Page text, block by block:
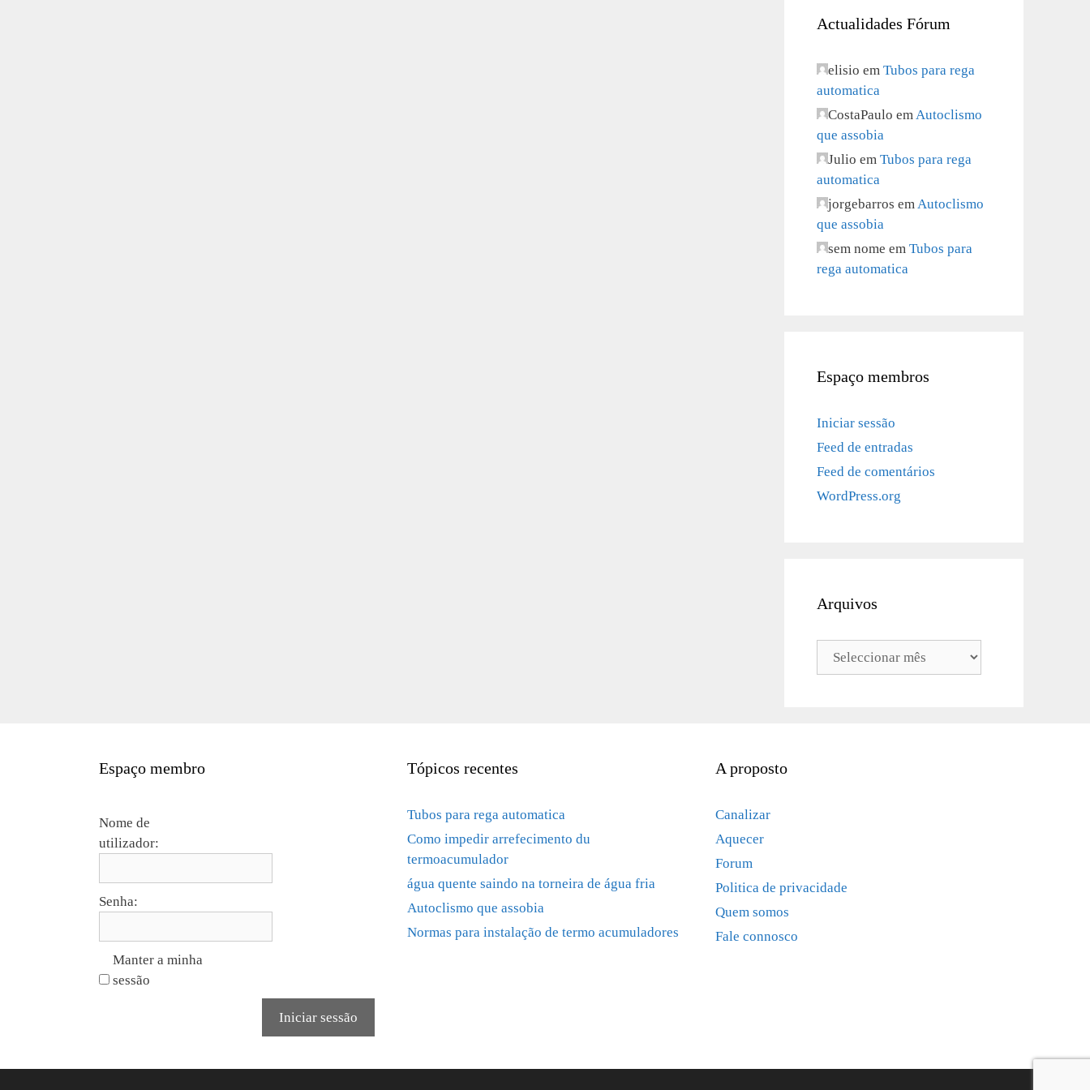
Actualidades Fórum
elisio em Tubos para rega
automatica
CostaPaulo emAutoclismo
que assobia
Julio em Tubos para rega
automatica
jorgebarros emAutoclismo
que assobia
sem nome em Tubos para
rega automatica
Espaço membros
Iniciar sessão
Feed de entradas
Feed de comentários
WordPress.org
Arquivos
Arquivos
Espaço membro
Nome de
utilizador:
Senha:
Manter a minha
sessão
Iniciar sessão
Tópicos recentes
Tubos para rega automatica
Como impedir arrefecimento du
termoacumulador
água quente saindo na torneira de água fria
Autoclismo que assobia
Normas para instalação de termo acumuladores
A proposto
Canalizar
Aquecer
Forum
Politica de privacidade
Quem somos
Fale connosco